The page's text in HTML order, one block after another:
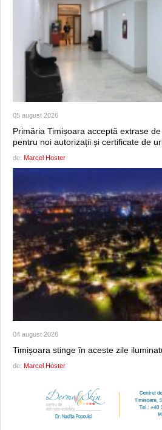
05 august 2026
Primăria Timișoara acceptă extrase
pentru noi autorizații și certificate de
de: Marcel Hoster
04 august 2026
Timișoara stinge în aceste zile
de: Marcel Hoster